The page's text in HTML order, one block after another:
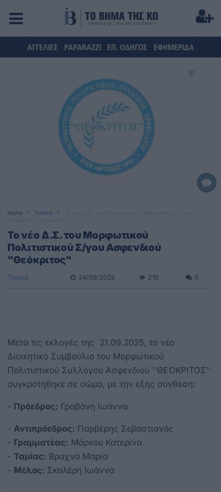
ΑΓΓΕΛΙΕΣ PAPARAZZI ΕΠ. ΟΔΗΓΟΣ ΕΦΗΜΕΡΙΔΑ
Home Τοπικά
To νέο Δ.Σ. του Μορφωτικού
Πολιτιστικού Σ/γου Ασφενδιού
"Θεόκριτος"
Τοπικά 24/09/2025 219 0
Μετά τις εκλογές της 21.09.2025, το νέο
Διοικητικό Συμβούλιο του Μορφωτικού
Πολιτιστικού Συλλόγου Ασφενδιού ''ΘΕΌΚΡΙΤΟΣ''
συγκροτήθηκε σε σώμα, με την εξής σύνθεση:
- Πρόεδρος: Γραβάνη Ιωάννα
- Αντιπρόεδρος: Παρβέρης Σεβαστιανός
- Γραμματέας: Μάρκου Κατερίνα
- Ταμίας: Βραχνά Μαρία
- Μέλος: Σκαλέρη Ιωάννα